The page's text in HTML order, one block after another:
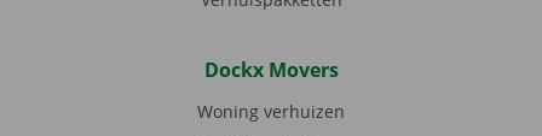
Dockx Movers
Woning verhuizen